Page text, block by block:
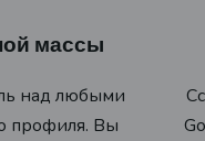
массы
над любыми
профиля. Вы